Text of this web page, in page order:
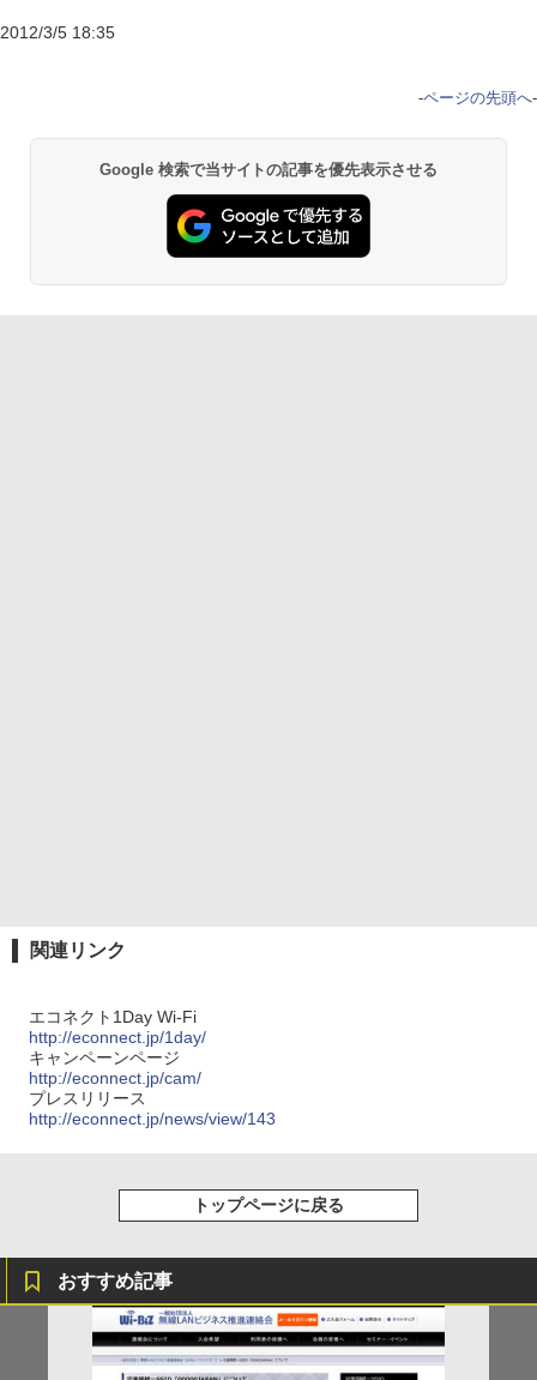
2012/3/5 18:35
-ページの先頭へ-
Google 検索で当サイトの記事を優先表示させる
関連リンク
エコネクト1Day Wi-Fi
http://econnect.jp/1day/
キャンペーンページ
http://econnect.jp/cam/
プレスリリース
http://econnect.jp/news/view/143
トップページに戻る
おすすめ記事